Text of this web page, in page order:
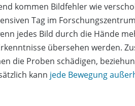
kommen Bildfehler wie
Tag im Forschungszentrum
jedes Bild durch die Hände
übersehen werden.
die Proben schädigen,
kann jede Bewegung